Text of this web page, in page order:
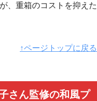
、重箱のコストを抑えた
↑ページトップに戻る
さん監修の和風プ